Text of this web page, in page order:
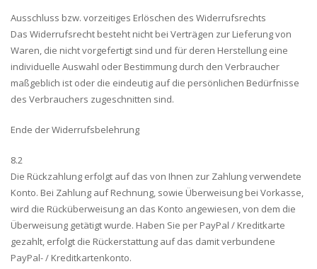
Ausschluss bzw. vorzeitiges Erlöschen des Widerrufsrechts
Das Widerrufsrecht besteht nicht bei Verträgen zur Lieferung von
Waren, die nicht vorgefertigt sind und für deren Herstellung eine
individuelle Auswahl oder Bestimmung durch den Verbraucher
maßgeblich ist oder die eindeutig auf die persönlichen Bedürfnisse
des Verbrauchers zugeschnitten sind.
Ende der Widerrufsbelehrung
8.2
Die Rückzahlung erfolgt auf das von Ihnen zur Zahlung verwendete
Konto. Bei Zahlung auf Rechnung, sowie Überweisung bei Vorkasse,
wird die Rücküberweisung an das Konto angewiesen, von dem die
Überweisung getätigt wurde. Haben Sie per PayPal / Kreditkarte
gezahlt, erfolgt die Rückerstattung auf das damit verbundene
PayPal- / Kreditkartenkonto.